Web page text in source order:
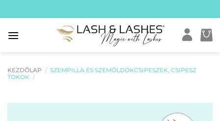
to
content
KEZDŐLAP / SZEMPILLA ÉS SZEMÖLDÖKCSIPESZEK, CSIPESZ
TOKOK /